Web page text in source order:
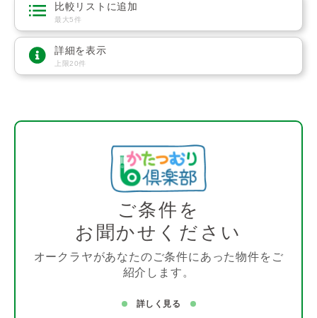
比較リストに追加
最大5件
詳細を表示
上限20件
ご条件を
お聞かせください
オークラヤがあなたのご条件にあった物件をご
紹介します。
詳しく見る